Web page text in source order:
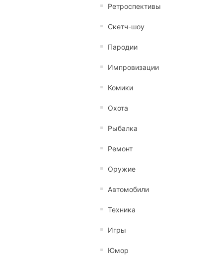
Ретроспективы
Скетч-шоу
Пародии
Импровизации
Комики
Охота
Рыбалка
Ремонт
Оружие
Автомобили
Техника
Игры
Юмор